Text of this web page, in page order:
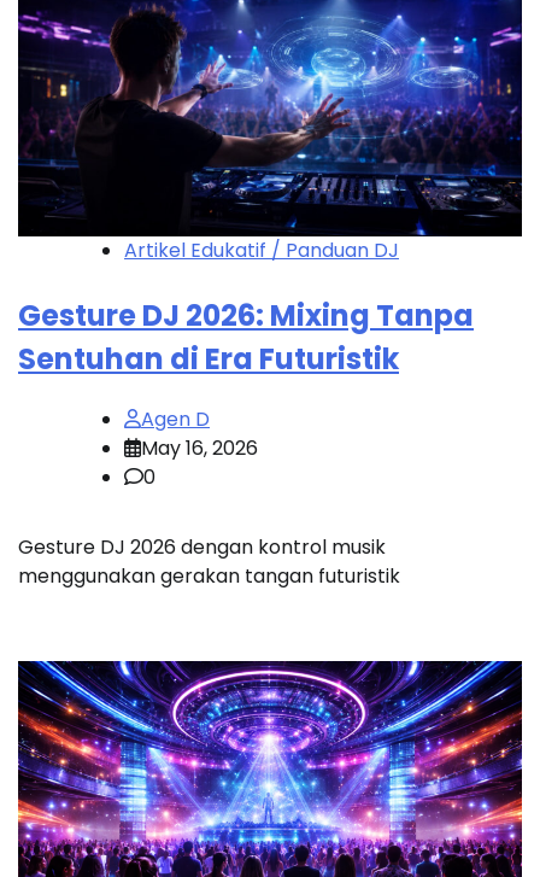
Artikel Edukatif / Panduan DJ
Gesture DJ 2026: Mixing Tanpa
Sentuhan di Era Futuristik
Agen D
May 16, 2026
0
Gesture DJ 2026 dengan kontrol musik
menggunakan gerakan tangan futuristik